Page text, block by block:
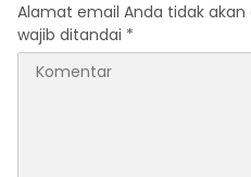
Alamat email Anda tidak akan
wajib ditandai *